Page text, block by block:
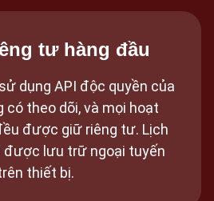
tư hàng đầu
dụng API độc quyền của
có theo dõi, và mọi hoạt
được giữ riêng tư. Lịch
được lưu trữ ngoại tuyến
thiết bị.